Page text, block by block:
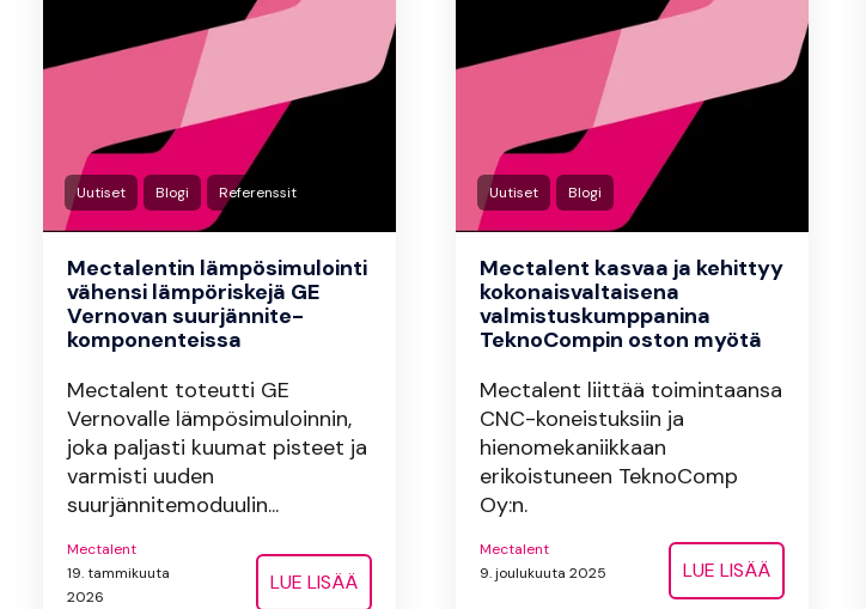
Uutiset Blogi Referenssit
Mectalentin lämpösimulointi
vähensi lämpöriskejä GE
Vernovan suurjännite-
komponenteissa
Mectalent toteutti GE
Vernovalle lämpösimuloinnin,
joka paljasti kuumat pisteet ja
varmisti uuden
suurjännitemoduulin...
Mectalent
19. tammikuuta
2026
LUE LISÄÄ
Uutiset Blogi
Mectalent kasvaa ja kehittyy
kokonaisvaltaisena
valmistuskumppanina
TeknoCompin oston myötä
Mectalent liittää toimintaansa
CNC-koneistuksiin ja
hienomekaniikkaan
erikoistuneen TeknoComp
Oy:n.
Mectalent
9. joulukuuta 2025
LUE LISÄÄ